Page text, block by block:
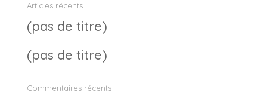
Articles récents
(pas de titre)
(pas de titre)
Commentaires récents